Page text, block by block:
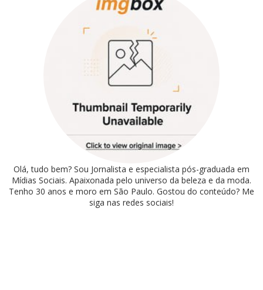
Olá, tudo bem? Sou Jornalista e especialista pós-graduada em
Mídias Sociais. Apaixonada pelo universo da beleza e da moda.
Tenho 30 anos e moro em São Paulo. Gostou do conteúdo? Me
siga nas redes sociais!